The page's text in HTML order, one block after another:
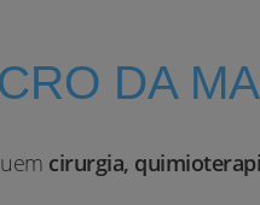
DA
cirurgia,